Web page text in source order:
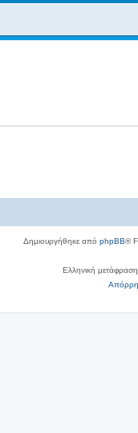
Δημιουργήθηκε από phpBB®
Ελληνική